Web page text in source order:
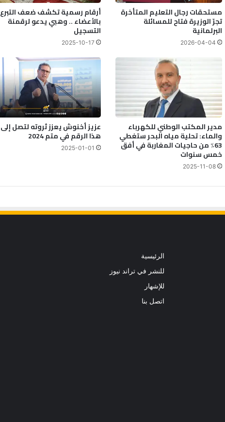
مستحقات رجال التعليم المتأخرة
تجرّ الوزيرة فتاح للمسائلة
البرلمانية
2026-04-04
أرقام رسمية تكشف ضعف التبرع
بالأعضاء .. وهبي يدعو لرقمنة
التسجيل
2025-10-17
مدير المكتب الوطني للكهرباء
والماء: تحلية مياه البحر ستغطي
63٪ من حاجيات المغاربة في أفق
خمس سنوات
2025-11-08
عزيز أخنوش يعزز ثروته لتصل إلى
هذا الرقم في متم 2024
2025-01-01
الرئيسية
للنشر في تراند نيوز
للإشهار
اتصل بنا